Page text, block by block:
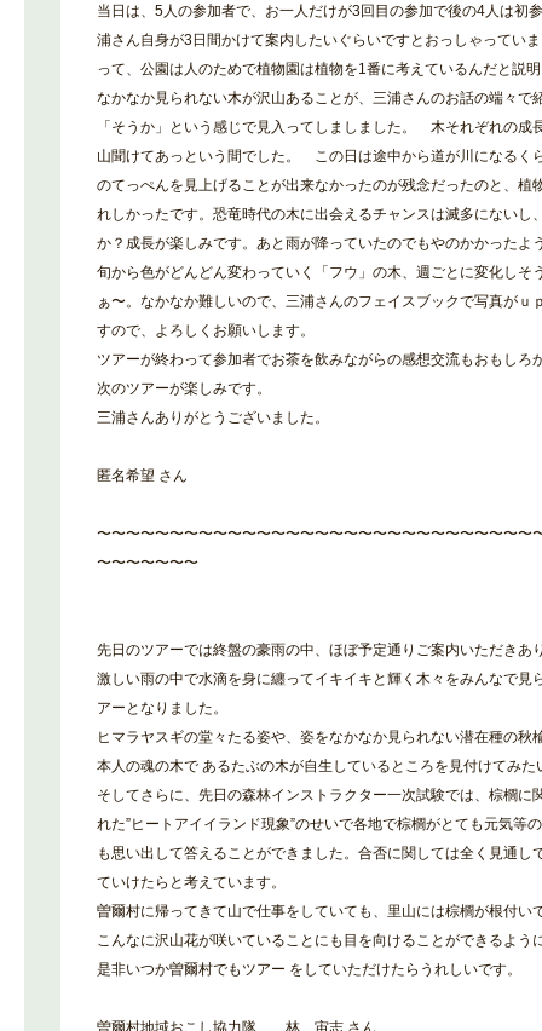
当日は、5人の参加者で、お一人だけが3回目の参加で後の4人は初
浦さん自身が3日間かけて案内したいぐらいですとおっしゃってい
って、公園は人のためで植物園は植物を1番に考えているんだと
なかなか見られない木が沢山あることが、三浦さんのお話の端々で
「そうか」という感じで見入ってしましました。 木それぞれの成
山聞けてあっという間でした。 この日は途中から道が川になるく
のてっぺんを見上げることが出来なかったのが残念だったのと、植
れしかったです。恐竜時代の木に出会えるチャンスは滅多にないし
か？成長が楽しみです。あと雨が降っていたのでもやのかかった
旬から色がどんどん変わっていく「フウ」の木、週ごとに変化しそ
ぁ〜。なかなか難しいので、三浦さんのフェイスブックで写真が
すので、よろしくお願いします。
ツアーが終わって参加者でお茶を飲みながらの感想交流もおもしろ
次のツアーが楽しみです。
三浦さんありがとうございました。
匿名希望 さん
〜〜〜〜〜〜〜〜〜〜〜〜〜〜〜〜〜〜〜〜〜〜〜〜〜〜〜〜〜〜
〜〜〜〜〜〜〜
先日のツアーでは終盤の豪雨の中、ほぼ予定通りご案内いただきあ
激しい雨の中で水滴を身に纏ってイキイキと輝く木々をみんなで見
アーとなりました。
ヒマラヤスギの堂々たる姿や、姿をなかなか見られない潜在種の
本人の魂の木で あるたぶの木が自生しているところを見付けてみた
そしてさらに、先日の森林インストラクター一次試験では、棕櫚
れた”ヒートアイイランド現象”のせいで各地で棕櫚がとても元気等
も思い出して答えることができました。合否に関しては全く見通
ていけたらと考えています。
曽爾村に帰ってきて山で仕事をしていても、里山には棕櫚が根付い
こんなに沢山花が咲いていることにも目を向けることができるよう
是非いつか曽爾村でもツアー をしていただけたらうれしいです。
曽爾村地域おこし協力隊 林 宙志 さん